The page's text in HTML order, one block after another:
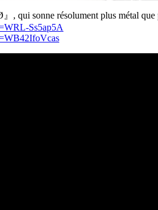
, qui sonne résolument plus métal que
Ss5ap5A